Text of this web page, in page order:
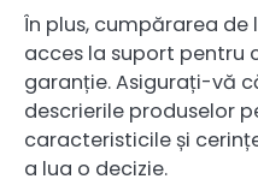
În plus, cumpărarea
acces la suport pentru
garanție. Asigurați-vă
descrierile produselor
caracteristicile și
a lua o decizie.